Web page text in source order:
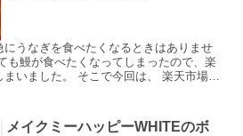
うなぎを食べたくなるときはありませ
も鰻が食べたくなってしまったので、楽
いました。 そこで今回は、 楽天市場で
メイクミーハッピーWHITEのボ